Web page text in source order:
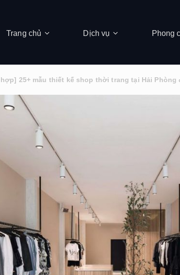
Trang chủ Dịch vụ Phong
25+ mẫu thiết kế shop thời trang tại Hải Phòng